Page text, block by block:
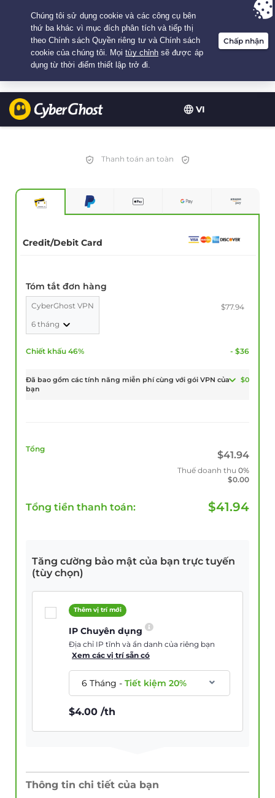
VI
Your choice:The Best Dealfor 2.1666666666667-years at $
/month
Thanh toán an toàn
Credit/Debit Card
Tóm tắt đơn hàng
CyberGhost VPN
6 tháng
$77.94
Chiết khấu 46% - $36
Đã bao gồm các tính năng miễn phí cùng với gói VPN của
bạn
$0
Tổng
$41.94
Thuế doanh thu 0%
$0.00
Tổng tiền thanh toán: $41.94
Tăng cường bảo mật của bạn trực tuyến
(tùy chọn)
Thêm vị trí mới
IP Chuyên dụng
Địa chỉ IP tĩnh và ẩn danh của riêng bạn
Xem các vị trí sẵn có
6 Tháng-Tiết kiệm20%
$4.00 /th
Thông tin chi tiết của bạn